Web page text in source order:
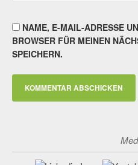
NAME, E-MAIL-ADRESSE
BROWSER FÜR MEINEN
SPEICHERN.